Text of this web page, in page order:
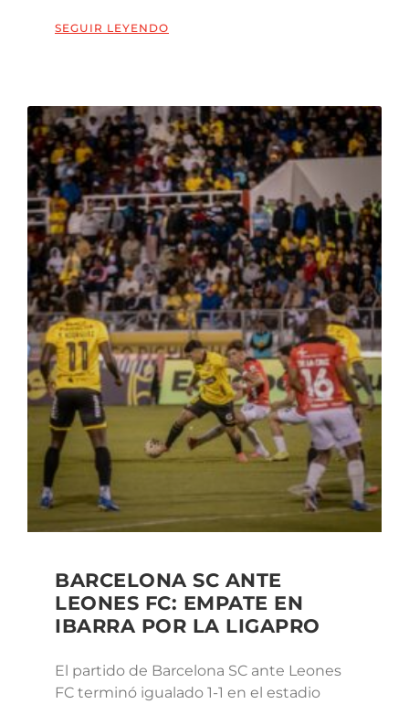
SEGUIR LEYENDO
BARCELONA SC ANTE
LEONES FC: EMPATE EN
IBARRA POR LA LIGAPRO
El partido de Barcelona SC ante Leones
FC terminó igualado 1-1 en el estadio